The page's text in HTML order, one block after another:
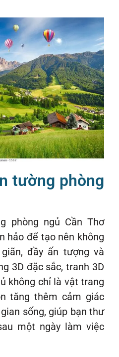
tường phòng
phòng ngủ Cần Thơ
hảo để tạo nên không
đầy ấn tượng và
3D đặc sắc, tranh 3D
không chỉ là vật trang
tăng thêm cảm giác
sống, giúp bạn thư
một ngày làm việc